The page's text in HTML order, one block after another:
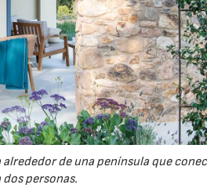
de una península que
personas.